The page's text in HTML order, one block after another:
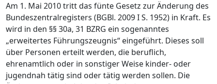
Am 1. Mai 2010 tritt das fünte Gesetz zur Änderung des
Bundeszentralregisters (BGBl. 2009 I S. 1952) in Kraft. Es
wird in den §§ 30a, 31 BZRG ein sogenanntes
„erweitertes Führungszeugnis“ eingeführt. Dieses soll
über Personen erteilt werden, die beruflich,
ehrenamtlich oder in sonstiger Weise kinder- oder
jugendnah tätig sind oder tätig werden sollen. Die